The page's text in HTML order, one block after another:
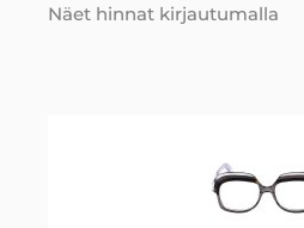
Näet hinnat kirjautumalla